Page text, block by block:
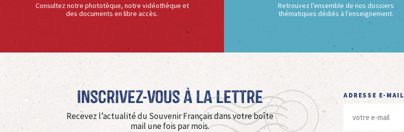
Consultez notre phototèque, notre vidéothèque et
des documents en libre accès.
Retrouvez l’ensemble de nos dossiers
thématiques dédiés à l’enseignement.
Inscrivez-vous à La Lettre
Recevez l’actualité du Souvenir Français dans votre boîte
mail une fois par mois.
ADRESSE E-MAIL